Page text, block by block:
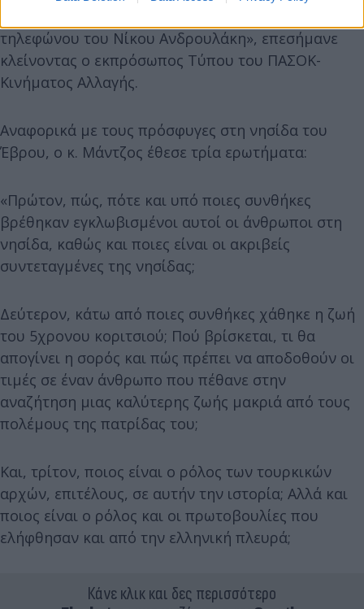
τηλεφώνου του Νίκου Ανδρουλάκη», επεσήμανε
κλείνοντας ο εκπρόσωπος Τύπου του ΠΑΣΟΚ-
Κινήματος Αλλαγής.
Αναφορικά με τους πρόσφυγες στη νησίδα του
Έβρου, ο κ. Μάντζος έθεσε τρία ερωτήματα:
«Πρώτον, πώς, πότε και υπό ποιες συνθήκες
βρέθηκαν εγκλωβισμένοι αυτοί οι άνθρωποι στη
νησίδα, καθώς και ποιες είναι οι ακριβείς
συντεταγμένες της νησίδας;
Δεύτερον, κάτω από ποιες συνθήκες χάθηκε η ζωή
του 5χρονου κοριτσιού; Πού βρίσκεται, τι θα
απογίνει η σορός και πώς πρέπει να αποδοθούν οι
τιμές σε έναν άνθρωπο που πέθανε στην
αναζήτηση μιας καλύτερης ζωής μακριά από τους
πολέμους της πατρίδας του;
Και, τρίτον, ποιος είναι ο ρόλος των τουρκικών
αρχών, επιτέλους, σε αυτήν την ιστορία; Αλλά και
ποιος είναι ο ρόλος και οι πρωτοβουλίες που
ελήφθησαν και από την ελληνική πλευρά;
Κάνε κλικ και δες περισσότερο